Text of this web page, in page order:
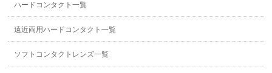
ハードコンタクト一覧
遠近両用ハードコンタクト一覧
ソフトコンタクトレンズ一覧